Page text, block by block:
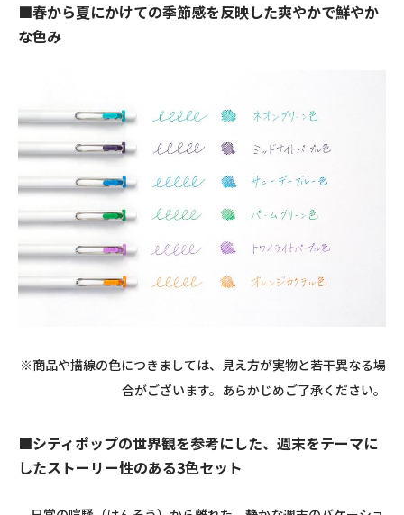
■春から夏にかけての季節感を反映した爽やかで鮮やか
な色み
※商品や描線の色につきましては、見え方が実物と若干異なる場
合がございます。あらかじめご了承ください。
■シティポップの世界観を参考にした、週末をテーマに
したストーリー性のある3色セット